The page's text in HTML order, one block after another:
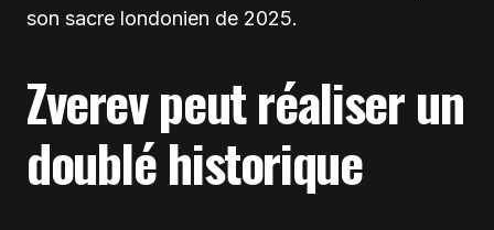
son sacre londonien de 2025.
Zverev peut réaliser un
doublé historique